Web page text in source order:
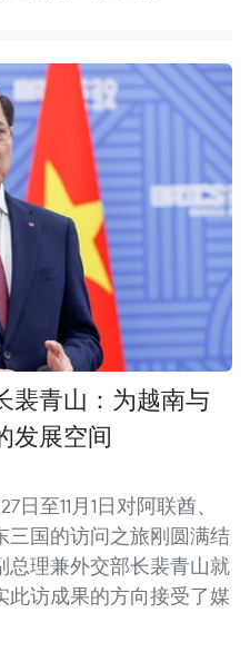
裴青山：为越南与
发展空间
日至11月1日对阿联酋、
三国的访问之旅刚圆满结
总理兼外交部长裴青山就
此访成果的方向接受了媒